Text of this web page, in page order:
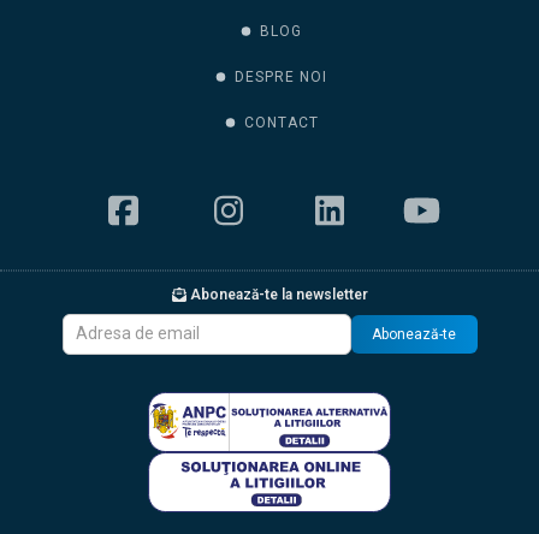
BLOG
DESPRE NOI
CONTACT
Abonează-te la newsletter
Abonează-te